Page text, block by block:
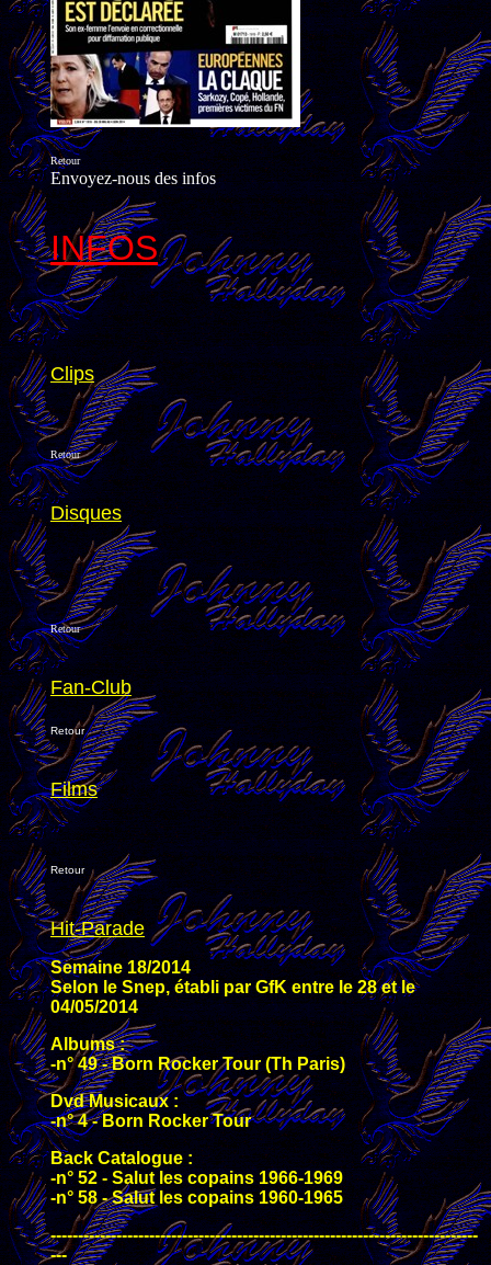
Retour
Envoyez-nous des infos
INFOS
Clips
Retour
Disques
Retour
Fan-Club
Retour
Films
Retour
Hit-Parade
Semaine 18/2014
Selon le Snep, établi par GfK entre le 28 et le
04/05/2014
Albums :
-n° 49 - Born Rocker Tour (Th Paris)
Dvd Musicaux :
-n° 4 - Born Rocker Tour
Back Catalogue :
-n° 52 - Salut les copains 1966-1969
-n° 58 - Salut les copains 1960-1965
------------------------------------------------------------------------------
---